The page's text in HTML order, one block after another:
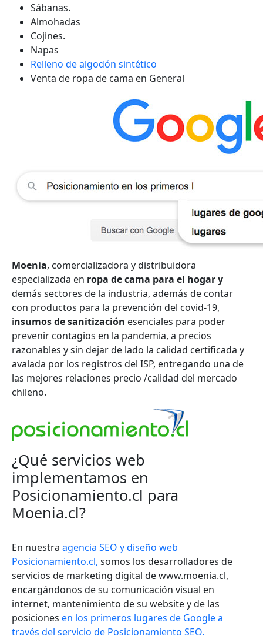
Sábanas.
Almohadas
Cojines.
Napas
Relleno de algodón sintético
Venta de ropa de cama en General
Moenia, comercializadora y distribuidora
especializada en ropa de cama para el hogar y
demás sectores de la industria, además de contar
con productos para la prevención del covid-19,
insumos de sanitización esenciales para poder
prevenir contagios en la pandemia, a precios
razonables y sin dejar de lado la calidad certificada y
avalada por los registros del ISP, entregando una de
las mejores relaciones precio /calidad del mercado
chileno.
¿Qué servicios web
implementamos en
Posicionamiento.cl para
Moenia.cl?
En nuestra agencia SEO y diseño web
Posicionamiento.cl, somos los desarrolladores de
servicios de marketing digital de www.moenia.cl,
encargándonos de su comunicación visual en
internet, mantenimiento de su website y de las
posiciones en los primeros lugares de Google a
través del servicio de Posicionamiento SEO.